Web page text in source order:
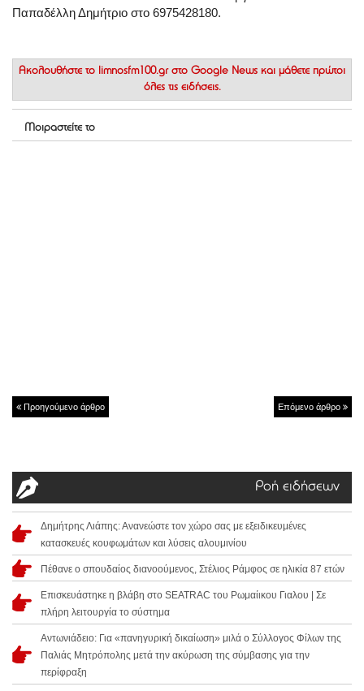
Παπαδέλλη Δημήτριο στο 6975428180.
Ακολουθήστε το limnosfm100.gr στο Google News και μάθετε πρώτοι
όλες τις ειδήσεις.
Μοιραστείτε το
Προηγούμενο άρθρο Επόμενο άρθρο
Ροή ειδήσεων
Δημήτρης Λιάπης: Ανανεώστε τον χώρο σας με εξειδικευμένες
κατασκευές κουφωμάτων και λύσεις αλουμινίου
Πέθανε ο σπουδαίος διανοούμενος, Στέλιος Ράμφος σε ηλικία 87 ετών
Επισκευάστηκε η βλάβη στο SEATRAC του Ρωμαίικου Γιαλου | Σε
πλήρη λειτουργία το σύστημα
Αντωνιάδειο: Για «πανηγυρική δικαίωση» μιλά ο Σύλλογος Φίλων της
Παλιάς Μητρόπολης μετά την ακύρωση της σύμβασης για την
περίφραξη